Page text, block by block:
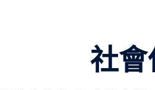
社